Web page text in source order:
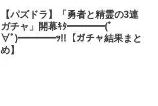
【パズドラ】「勇者と精霊の3連
ガチャ」開幕ｷﾀ━━━━(ﾟ
∀ﾟ)━━━━ｯ!!【ガチャ結果まと
め】